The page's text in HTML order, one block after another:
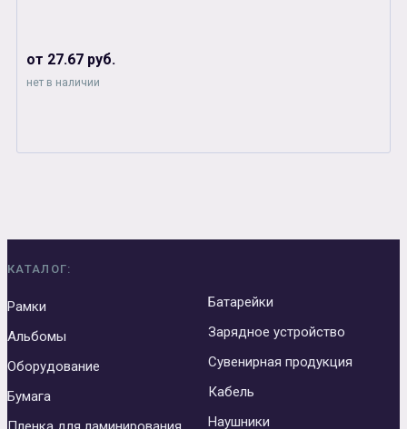
от 27.67 руб.
нет в наличии
КАТАЛОГ:
Рамки
Альбомы
Оборудование
Бумага
Батарейки
Зарядное устройство
Сувенирная продукция
Кабель
Наушники